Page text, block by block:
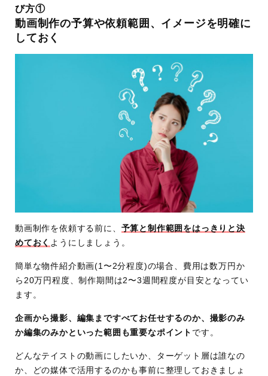
び方①
動画制作の予算や依頼範囲、イメージを明確に
しておく
動画制作を依頼する前に、 予算と制作範囲をはっきりと決
めておく ようにしましょう。
簡単な物件紹介動画(1〜2分程度)の場合、費用は数万円か
ら20万円程度、制作期間は2〜3週間程度が目安となってい
ます。
企画から撮影、編集まですべてお任せするのか、撮影のみ
か編集のみかといった範囲も重要なポイント です。
どんなテイストの動画にしたいか、ターゲット層は誰なの
か、どの媒体で活用するのかも事前に整理しておきましょ